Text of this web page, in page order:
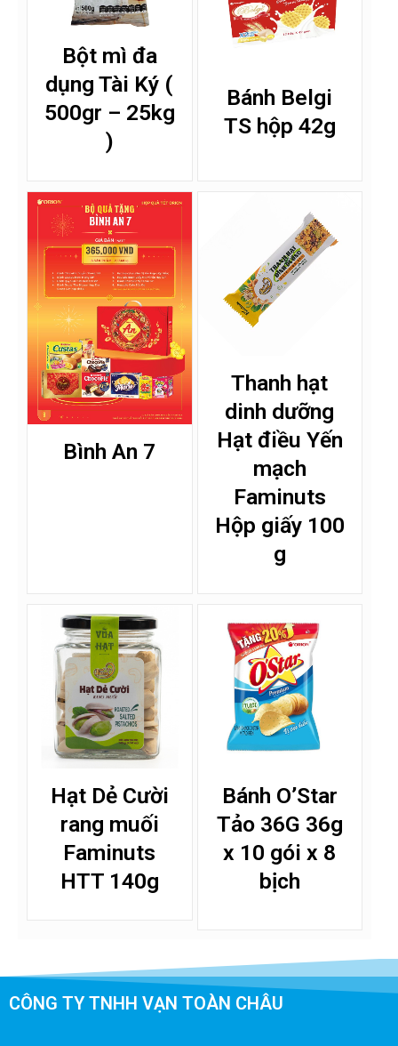
Bột mì đa
dụng Tài Ký (
500gr – 25kg
)
Bánh Belgi
TS hộp 42g
Bình An 7
Thanh hạt
dinh dưỡng
Hạt điều Yến
mạch
Faminuts
Hộp giấy 100
g
Hạt Dẻ Cười
rang muối
Faminuts
HTT 140g
Bánh O’Star
Tảo 36G 36g
x 10 gói x 8
bịch
CÔNG TY TNHH VẠN TOÀN CHÂU